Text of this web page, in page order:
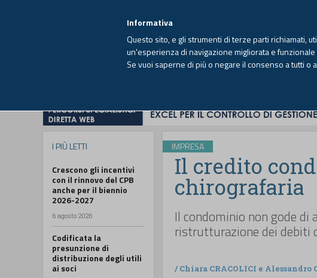
I PIÙ LETTI
Crescono gli incentivi
con il rinnovo del CPB
anche per il biennio
2026-2027
6 agosto 2026
Codificata la
presunzione di
distribuzione degli utili
ai soci
IMPRESA
Il credito
chirografaria
Il condominio non gode di
ristrutturazione dei debiti
/ Chiara CRACOLICI e Alessandro
Informativa
Questo sito, e gli strumenti di terze parti richiamati,
un'esperienza di navigazione migliorata e
Se vuoi saperne di più o negare il consenso a tutti